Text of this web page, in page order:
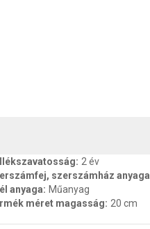
: 2 év
szerszámház anyaga
anyaga: Műanyag
méret magasság: 20 cm